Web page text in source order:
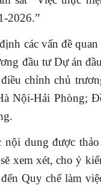
2026.”
các vấn đề
đầu tư Dự án
chỉnh chủ
Nội-Hải Phòng;
nội dung được
xem xét, cho ý
Quy chế làm